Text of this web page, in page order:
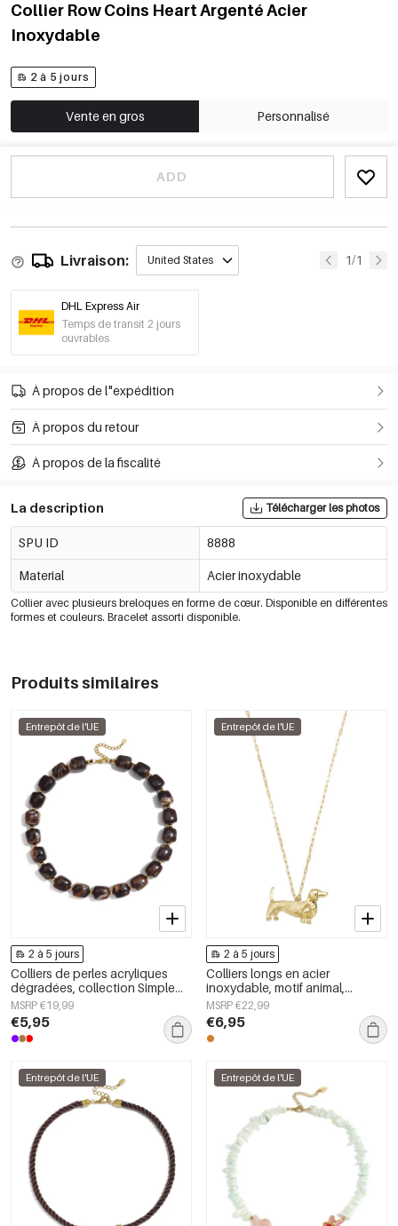
Collier Row Coins Heart Argenté Acier
Inoxydable
2 à 5 jours
Vente en gros Personnalisé
ADD
Livraison: United States 1/1
DHL Express Air
Temps de transit 2 jours
ouvrables
À propos de l"expédition
À propos du retour
À propos de la fiscalité
La description Télécharger les photos
SPU ID 8888
Material Acier inoxydable
Collier avec plusieurs breloques en forme de cœur. Disponible en différentes
formes et couleurs. Bracelet assorti disponible.
Produits similaires
Entrepôt de l'UE
2 à 5 jours
Colliers de perles acryliques
dégradées, collection Simple
Daily Simple, bijoux pour
femmes
MSRP €19,99
€5,95
Entrepôt de l'UE
2 à 5 jours
Colliers longs en acier
inoxydable, motif animal,
collection Daily Simple, bijoux
pour femmes
MSRP €22,99
€6,95
Entrepôt de l'UE Entrepôt de l'UE